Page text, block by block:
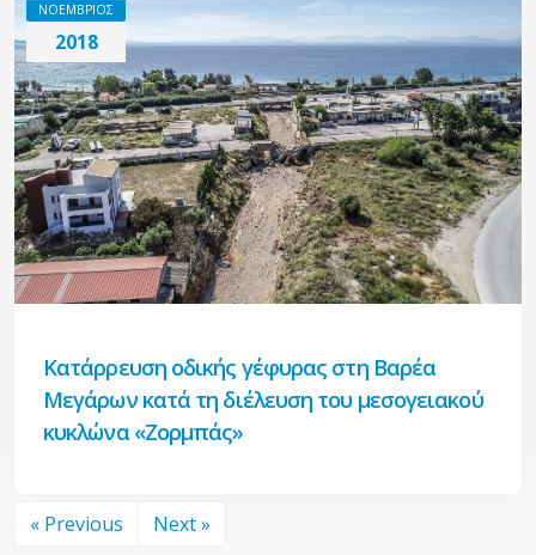
ΝΟΕΜΒΡΙΟΣ
2018
Κατάρρευση οδικής γέφυρας στη Βαρέα
Μεγάρων κατά τη διέλευση του μεσογειακού
κυκλώνα «Ζορμπάς»
« Previous Next »